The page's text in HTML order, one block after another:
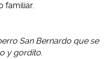
familiar.
San Bernardo que se
y gordito.